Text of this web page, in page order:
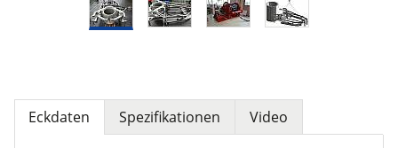
Eckdaten Spezifikationen Video